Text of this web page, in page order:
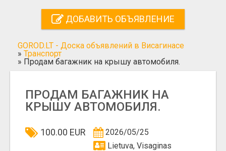
Поиск
ДОБАВИТЬ ОБЪЯВЛЕНИЕ
GOROD.LT - Доска объявлений в Висагинасе
» Транспорт
» Продам багажник на крышу автомобиля.
ПРОДАМ БАГАЖНИК НА
КРЫШУ АВТОМОБИЛЯ.
100.00 EUR
2026/05/25
Lietuva, Visaginas